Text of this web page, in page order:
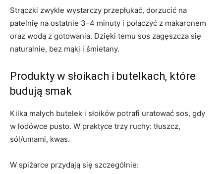
Strączki zwykle wystarczy przepłukać, dorzucić na
patelnię na ostatnie 3–4 minuty i połączyć z makaronem
oraz wodą z gotowania. Dzięki temu sos zagęszcza się
naturalnie, bez mąki i śmietany.
Produkty w słoikach i butelkach, które
budują smak
Kilka małych butelek i słoików potrafi uratować sos, gdy
w lodówce pusto. W praktyce trzy ruchy: tłuszcz,
sól/umami, kwas.
W spiżarce przydają się szczególnie: